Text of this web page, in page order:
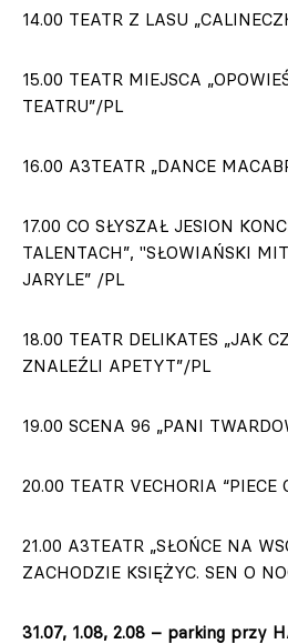
14.00 TEATR Z LASU
15.00 TEATR MIEJSCA
TEATRU”/PL
16.00 A3TEATR „DANCE
17.00 CO SŁYSZAŁ JESION
TALENTACH”, "SŁOWIAŃSKI
JARYLE” /PL
18.00 TEATR DELIKATES „JAK
ZNALEŹLI APETYT”/PL
19.00 SCENA 96 „PANI
20.00 TEATR VECHORIA “PIECE
21.00 A3TEATR „SŁOŃCE NA
ZACHODZIE KSIĘŻYC. SEN O
31.07, 1.08, 2.08 – parking przy